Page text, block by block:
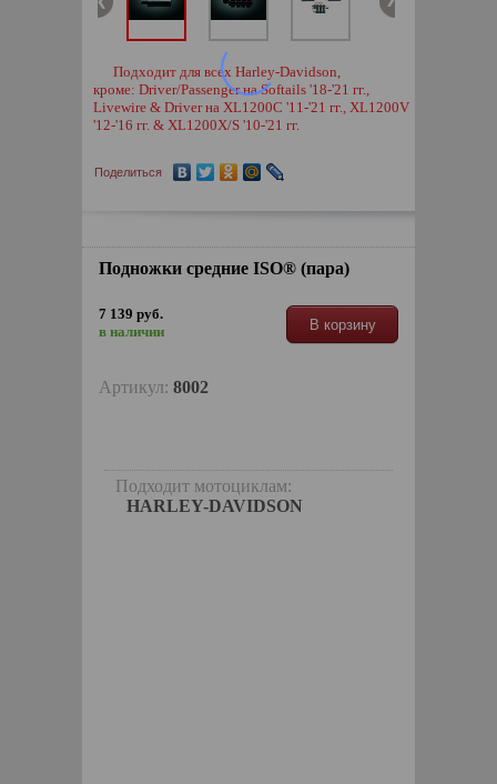
Подходит для всех Harley-Davidson,
кроме: Driver/Passenger на Softails '18-'21 гг.,
Livewire & Driver на XL1200C '11-'21 гг., XL1200V
'12-'16 гг. & XL1200X/S '10-'21 гг.
Поделиться
Подножки средние ISO® (пара)
7 139 руб.
в наличии
В корзину
Артикул: 8002
Подходит мотоциклам:
HARLEY-DAVIDSON